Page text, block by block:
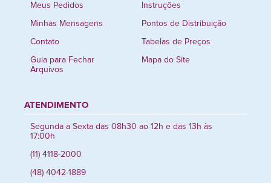
Meus Pedidos
Minhas Mensagens
Contato
Guia para Fechar
Arquivos
Instruções
Pontos de Distribuição
Tabelas de Preços
Mapa do Site
ATENDIMENTO
Segunda a Sexta das 08h30 ao 12h e das 13h às
17:00h
(11) 4118-2000
(48) 4042-1889